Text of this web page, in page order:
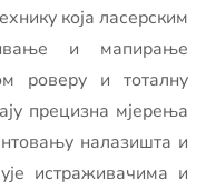
која ласерским
и мапирање
роверу и тоталну
прецизна мјерења
налазишта и
истраживачима и